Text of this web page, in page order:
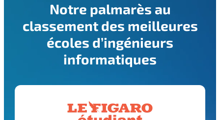
Notre palmarès au
classement des meilleures
écoles d’ingénieurs
informatiques